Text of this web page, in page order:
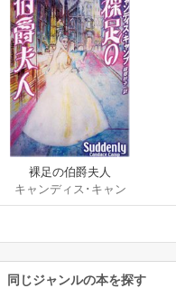
裸足の伯爵夫人
キャンディス･キャン
プ/細郷妙子
同じジャンルの本を探す